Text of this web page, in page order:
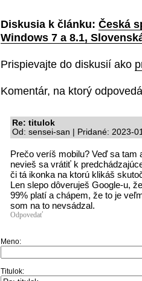
Diskusia k článku: Česká
Windows 7 a 8.1,
Prispievajte do diskusií ako
Komentár, na ktorý
Re: titulok
Od: sensei-san | Pridané: 2023-
Prečo veríš mobilu? Veď sa
nevieš sa vrátiť k
či tá ikonka na ktorú klikáš
Len slepo dôveruješ Google-u,
99% platí a chápem, že to je
som na to nevsádzal.
Odpovedať
Meno:
Titulok: